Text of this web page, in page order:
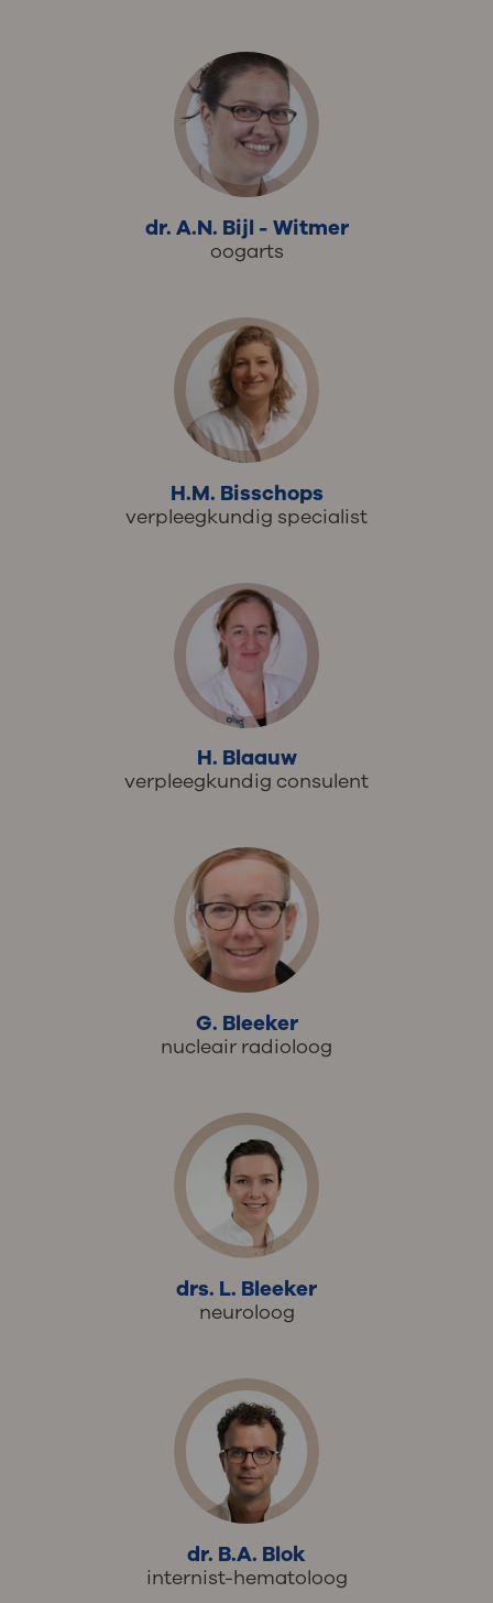
dr. A.N. Bijl - Witmer
oogarts
H.M. Bisschops
verpleegkundig specialist
H. Blaauw
verpleegkundig consulent
G. Bleeker
nucleair radioloog
drs. L. Bleeker
neuroloog
dr. B.A. Blok
internist-hematoloog